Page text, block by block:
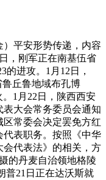
平安形势传递，内容
，刚军正在南基伍省
的进攻。1月12日，
丘鲁地域布孔博
。1月22日，陕西西安
大会常务委员会通知
常委会决定罢免方红
表职务。按照《中华
会代表法》的相关，方
的丹麦自治领地格陵
普21日正在达沃斯就